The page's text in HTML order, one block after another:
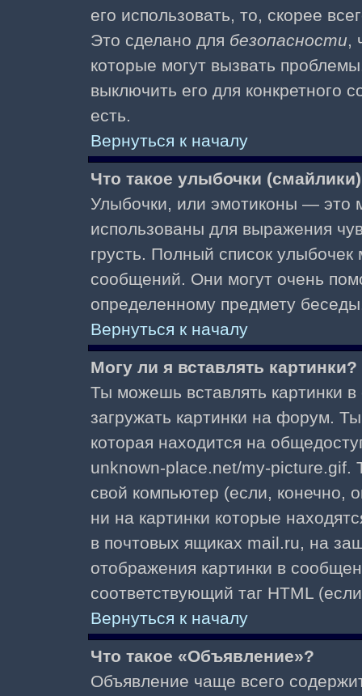
его использовать, то, скорее
Это сделано для безопасности,
которые могут вызвать
выключить его для конкретного
есть.
Вернуться к началу
Что такое улыбочки
Улыбочки, или эмотиконы — это
использованы для выражения
грусть. Полный список
сообщений. Они могут очень
определенному предмету
Вернуться к началу
Могу ли я вставлять картинки?
Ты можешь вставлять картинки
загружать картинки на форум.
которая находится на
unknown-place.net/my-picture.gif.
свой компьютер (если, конечно,
ни на картинки которые
в почтовых ящиках mail.ru, на
отображения картинки в
соответствующий таг HTML
Вернуться к началу
Что такое «Объявление»?
Объявление чаще всего